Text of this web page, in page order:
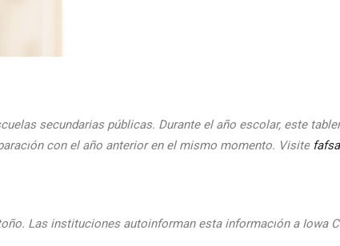
secundarias públicas. Durante el año escolar, este
ón con el año anterior en el mismo momento. Visite
ño. Las instituciones autoinforman esta información a Iowa